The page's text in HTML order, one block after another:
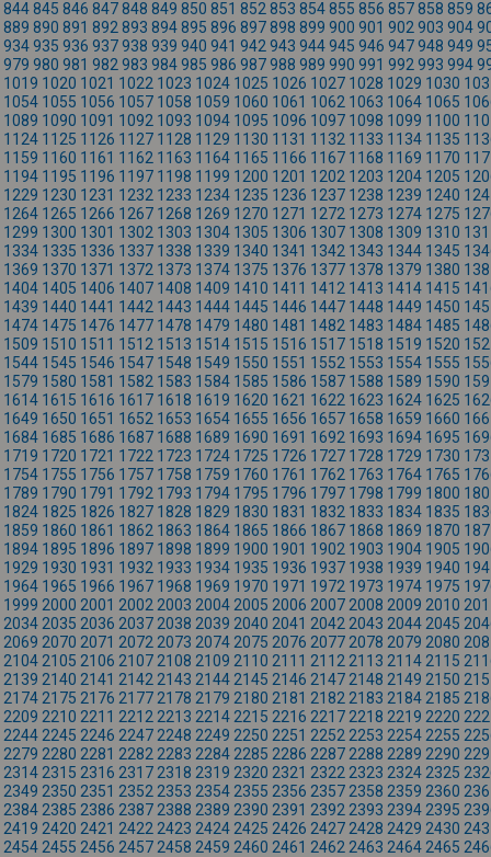
844845 846 847848 849 850 851 852 853 854855 856 857858 859
889 890 891 892 893 894895 896 897898 899 900 901 902 903 904
934935 936 937938 939 940 941 942 943 944945 946 947948 949
979 980 981 982 983 984985 986 987988 989 990 991 992 993 994
1019 1020 1021 1022 1023 1024 1025 1026 1027 1028 1029 1030
1054 1055 1056 1057 1058 1059 1060 1061 1062 1063 1064 1065
1089 1090 1091 1092 1093 1094 1095 1096 1097 1098 1099 1100
1124 1125 1126 1127 1128 1129 1130 1131 1132 1133 1134 1135
1159 1160 1161 1162 1163 1164 1165 1166 1167 1168 1169 1170
1194 1195 1196 1197 1198 1199 1200 1201 1202 1203 1204 1205
1229 1230 1231 1232 1233 1234 1235 1236 1237 1238 1239 1240
1264 1265 1266 1267 1268 1269 1270 1271 1272 1273 1274 1275
1299 1300 1301 1302 1303 1304 1305 1306 1307 1308 1309 1310
1334 1335 1336 1337 1338 1339 1340 1341 1342 1343 1344 1345
1369 1370 1371 1372 1373 1374 1375 1376 1377 1378 1379 1380
1404 1405 1406 1407 1408 1409 1410 1411 1412 1413 1414 1415
1439 1440 1441 1442 1443 1444 1445 1446 1447 1448 1449 1450
1474 1475 1476 1477 1478 1479 1480 1481 1482 1483 1484 1485
1509 1510 1511 1512 1513 1514 1515 1516 1517 1518 1519 1520
1544 1545 1546 1547 1548 1549 1550 1551 1552 1553 1554 1555
1579 1580 1581 1582 1583 1584 1585 1586 1587 1588 1589 1590
1614 1615 1616 1617 1618 1619 1620 1621 1622 1623 1624 1625
1649 1650 1651 1652 1653 1654 1655 1656 1657 1658 1659 1660
1684 1685 1686 1687 1688 1689 1690 1691 1692 1693 1694 1695
1719 1720 1721 1722 1723 1724 1725 1726 1727 1728 1729 1730
1754 1755 1756 1757 1758 1759 1760 1761 1762 1763 1764 1765
1789 1790 1791 1792 1793 1794 1795 1796 1797 1798 1799 1800
1824 1825 1826 1827 1828 1829 1830 1831 1832 1833 1834 1835
1859 1860 1861 1862 1863 1864 1865 1866 1867 1868 1869 1870
1894 1895 1896 1897 1898 1899 1900 1901 1902 1903 1904 1905
1929 1930 1931 1932 1933 1934 1935 1936 1937 1938 1939 1940
1964 1965 1966 1967 1968 1969 1970 1971 1972 1973 1974 1975
1999 2000 2001 2002 2003 2004 2005 2006 2007 2008 2009 2010
2034 2035 2036 2037 2038 2039 2040 2041 2042 2043 2044 2045
2069 2070 2071 2072 2073 2074 2075 2076 2077 2078 2079 2080
2104 2105 2106 2107 2108 2109 2110 2111 2112 2113 2114 2115
2139 2140 2141 2142 2143 2144 2145 2146 2147 2148 2149 2150
2174 2175 2176 2177 2178 2179 2180 2181 2182 2183 2184 2185
2209 2210 2211 2212 2213 2214 2215 2216 2217 2218 2219 2220
2244 2245 2246 2247 2248 2249 2250 2251 2252 2253 2254 2255
2279 2280 2281 2282 2283 2284 2285 2286 2287 2288 2289 2290
2314 2315 2316 2317 2318 2319 2320 2321 2322 2323 2324 2325
2349 2350 2351 2352 2353 2354 2355 2356 2357 2358 2359 2360
2384 2385 2386 2387 2388 2389 2390 2391 2392 2393 2394 2395
2419 2420 2421 2422 2423 2424 2425 2426 2427 2428 2429 2430
2454 2455 2456 2457 2458 2459 2460 2461 2462 2463 2464 2465